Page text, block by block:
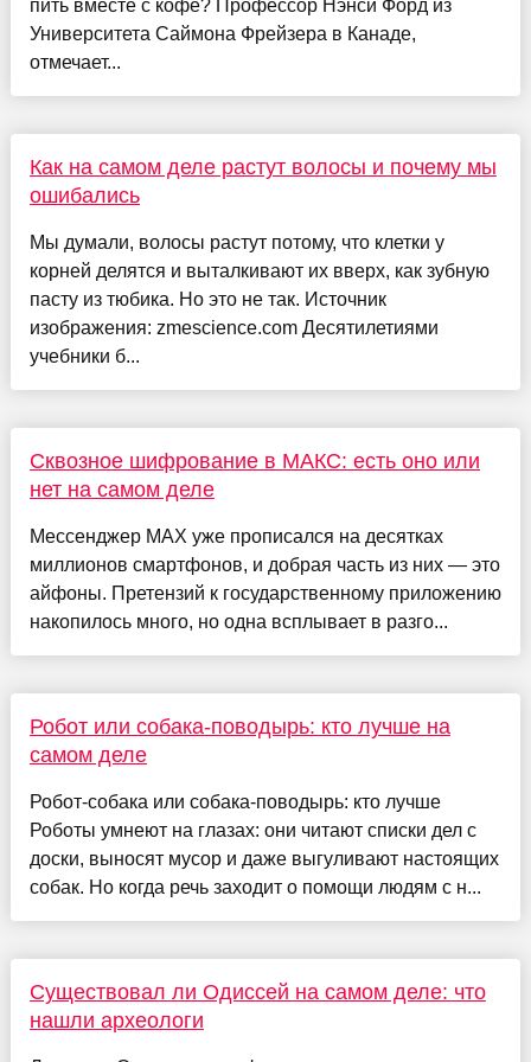
пить вместе с кофе? Профессор Нэнси Форд из
Университета Саймона Фрейзера в Канаде,
отмечает...
Как на самом деле растут волосы и почему мы
ошибались
Мы думали, волосы растут потому, что клетки у
корней делятся и выталкивают их вверх, как зубную
пасту из тюбика. Но это не так. Источник
изображения: zmescience.com Десятилетиями
учебники б...
Сквозное шифрование в МАКС: есть оно или
нет на самом деле
Мессенджер MAX уже прописался на десятках
миллионов смартфонов, и добрая часть из них — это
айфоны. Претензий к государственному приложению
накопилось много, но одна всплывает в разго...
Робот или собака-поводырь: кто лучше на
самом деле
Робот-собака или собака-поводырь: кто лучше
Роботы умнеют на глазах: они читают списки дел с
доски, выносят мусор и даже выгуливают настоящих
собак. Но когда речь заходит о помощи людям с н...
Существовал ли Одиссей на самом деле: что
нашли археологи